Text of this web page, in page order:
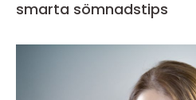
smarta sömnadstips